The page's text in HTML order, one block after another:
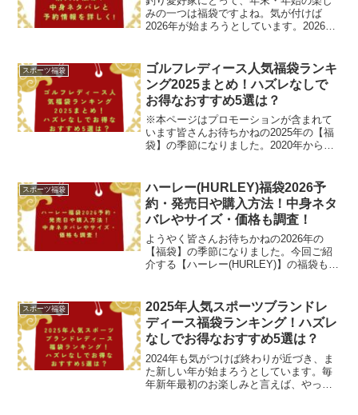
みの一つは福袋ですよね。気が付けば
2026年が始まろうとしています。2026年
るのが、高品質な釣り具ブランド「ゼス
タ(XESTA)」...
スポーツ福袋
ゴルフレディース人気福袋ランキ
ング2025まとめ！ハズレなしで
お得なおすすめ5選は？
※本ページはプロモーションが含まれて
います皆さんお待ちかねの2025年の【福
袋】の季節になりました。2020年から続
ますが、実はゴルフ人口が増えていると
いう説もあります...
スポーツ福袋
ハーレー(HURLEY)福袋2026予
約・発売日や購入方法！中身ネタ
バレやサイズ・価格も調査！
ようやく皆さんお待ちかねの2026年の
【福袋】の季節になりました。今回ご紹
介する【ハーレー(HURLEY)】の福袋も、
1979年にアメリカのカリフォルニアでボ
ブ・ハーレー...
スポーツ福袋
2025年人気スポーツブランドレ
ディース福袋ランキング！ハズレ
なしでお得なおすすめ5選は？
2024年も気がつけば終わりが近づき、ま
た新しい年が始まろうとしています。毎
年新年最初のお楽しみと言えば、やっぱ